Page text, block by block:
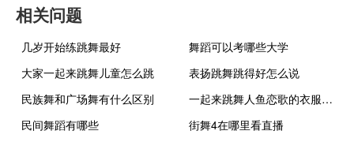
相关问题
几岁开始练跳舞最好
舞蹈可以考哪些大学
大家一起来跳舞儿童怎么跳
表扬跳舞跳得好怎么说
民族舞和广场舞有什么区别
一起来跳舞人鱼恋歌的衣服是什么样子的
民间舞蹈有哪些
街舞4在哪里看直播